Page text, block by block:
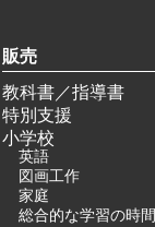
販売
教科書／指導書
特別支援
小学校
英語
図画工作
家庭
総合的な学習の時間